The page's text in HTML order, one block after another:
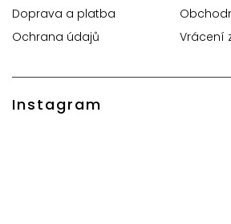
Doprava a platba
Ochrana údajů
Vrácení
Instagram